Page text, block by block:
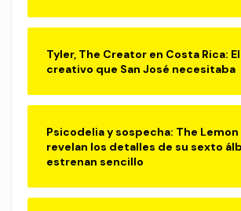
Tyler, The Creator en Costa Rica:
creativo que San José necesitaba
Psicodelia y sospecha: The Lemon
revelan los detalles de su sexto
estrenan sencillo